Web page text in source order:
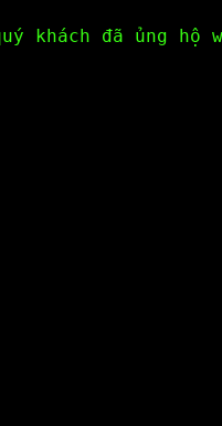
khách đã ủng hộ